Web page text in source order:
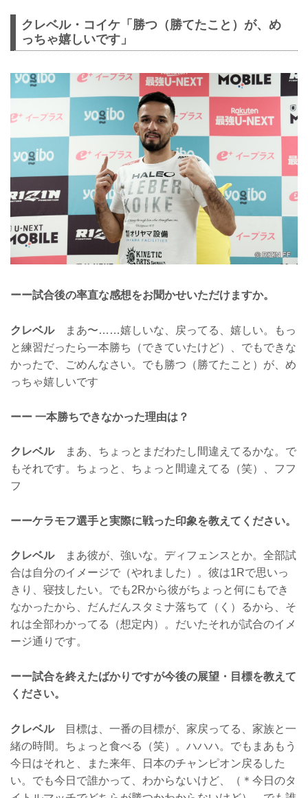
クレベル・コイケ「勝つ（勝てたこと）が、め
っちゃ嬉しいです」
ーー試合後の率直な感想をお聞かせいただけますか。
クレベルまあ〜……嬉しいな、戻ってる、嬉しい。もっ
と練習だったら一本勝ち（できていたけど）、でもできな
かったで、ごめんなさい。でも勝つ（勝てたこと）が、め
っちゃ嬉しいです
ーー 一本勝ちできなかった理由は？
クレベルまあ、ちょっとまだわたし間違えてるかな。で
もそれです。ちょっと、ちょっと間違えてる（笑）、フフ
フ
ーーケラモフ選手と実際に戦った印象を教えてください。
クレベルまあ彼が、強いな。ディフェンスとか。全部試
合は自分のイメージで（やれました）。彼は1Rで思いっ
きり、寝技したい。でも2Rから彼がちょっと何にもでき
なかったから、だんだんスタミナ落ちて（く）るから、そ
れは全部わかってる（想定内）。だいたそれが試合のイメ
ージ通りです。
ーー試合を終えたばかりですが今後の展望・目標を教えて
ください。
クレベル目標は、一番の目標が、家戻ってる、家族と一
緒の時間。ちょっと食べる（笑）。ハハハ。でもまあもう
今日はそれと、また来年、日本のチャンピオン戻るした
い。でも今日で誰かって、わからないけど、（＊今日のタ